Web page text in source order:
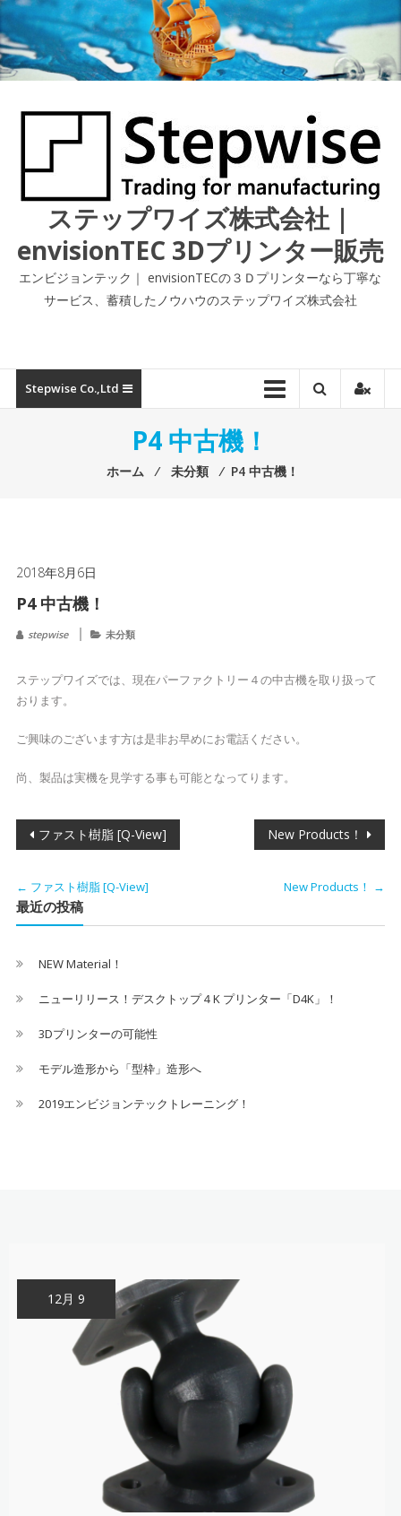
コ
ン
テ
ン
ステップワイズ株式会社｜
envisionTEC 3Dプリンター販売
エンビジョンテック｜ envisionTECの３Ｄプリンターなら丁寧な
サービス、蓄積したノウハウのステップワイズ株式会社
Stepwise Co.,ltd
P4 中古機！
ホーム ⁄ 未分類 ⁄ P4 中古機！
2018年8月6日
P4 中古機！
stepwise 未分類
ステップワイズでは、現在パーファクトリー４の中古機を取り扱って
おります。
ご興味のございます方は是非お早めにお電話ください。
尚、製品は実機を見学する事も可能となってります。
投
ナ
ゲ
ー
シ
ョ
ン
ファスト樹脂 [Q-View] New Products！
← ファスト樹脂 [Q-View] New Products！ →
最近の投稿
NEW Material！
ニューリリース！デスクトップ４K プリンター「D4K」！
3Dプリンターの可能性
モデル造形から「型枠」造形へ
2019エンビジョンテックトレーニング！
12月 9